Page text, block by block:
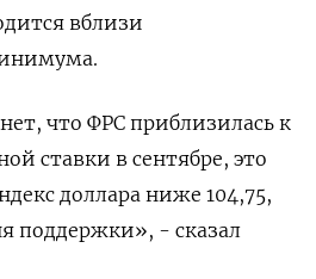
вблизи
что ФРС приблизилась к
ставки в сентябре, это
доллара ниже 104,75,
поддержки», - сказал